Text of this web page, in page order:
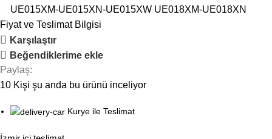
UE015XM-UE015XN-UE015XW UE018XM-UE018XN
Fiyat ve Teslimat Bilgisi
Karşılaştır
Beğendiklerime ekle
Paylaş:
10 Kişi şu anda bu ürünü inceliyor
Kurye ile Teslimat